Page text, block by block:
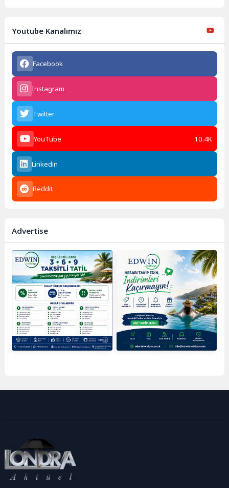
Youtube Kanalımız
Facebook
Instagram
Twitter
YouTube 10.4K
Linkedin
Reddit
Advertise